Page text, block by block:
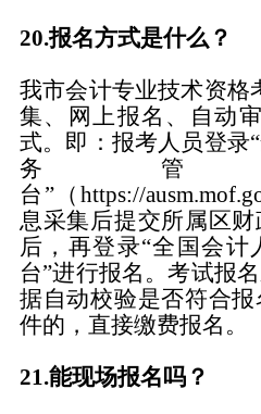
20.报名方式是什么？
我市会计专业技术资格
集、网上报名、自动
式。即：报考人员登录
务管
台”（https://
息采集后提交所属区
后，再登录“全国会
台”进行报名。考试报
据自动校验是否符合
件的，直接缴费报名。
21.能现场报名吗？